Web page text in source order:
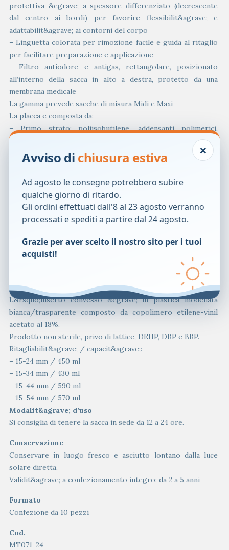
protettiva &egrave; a spessore differenziato (decrescente
dal centro ai bordi) per favorire flessibilit&agrave; e
adattabilit&agrave; ai contorni del corpo
– Linguetta colorata per rimozione facile e guida al ritaglio
per facilitare preparazione e applicazione
– Filtro antiodore e antigas, rettangolare, posizionato
all’interno della sacca in alto a destra, protetto da una
membrana medicale
La gamma prevede sacche di misura Midi e Maxi
La placca e composta da:
– Primo strato: poliisobutilene, addensanti polimerici,
stirene isoprene stirene, polietilene.
– Secondo strato: poliisobutilene, pectina, carbossimetil-
cellulosa, stirene isoprene stirene, polietilene.
– Pellicola di protezione trasparente e scrivibile in
poliestere
La sacca e composta da:
– Rivestimento in T.N.T. idrorepellente in PE
– Film plastico multistrato: EVA/PVDC/EVA-anti-rumore e
anti-odore.
Il filtro e cosi composto nelle sue parti:
– Carbone attivo + attivatori della funzione deodorante con
– Membrana medicale
L&rsquo;inserto convesso &egrave; in plastica modellata
bianca/trasparente composto da copolimero etilene-vinil
acetato al 18%.
Prodotto non sterile, privo di lattice, DEHP, DBP e BBP.
Ritagliabilit&agrave; / capacit&agrave;:
– 15-24 mm / 450 ml
– 15-34 mm / 430 ml
– 15-44 mm / 590 ml
– 15-54 mm / 570 ml
Modalit&agrave; d’uso
Si consiglia di tenere la sacca in sede da 12 a 24 ore.
Conservazione
Conservare in luogo fresco e asciutto lontano dalla luce
solare diretta.
Validit&agrave; a confezionamento integro: da 2 a 5 anni
Formato
Confezione da 10 pezzi
Cod.
MT071-24
×
Avviso di chiusura estiva
Ad agosto le consegne potrebbero subire
qualche giorno di ritardo.
Gli ordini effettuati dall'8 al 23 agosto verranno
processati e spediti a partire dal 24 agosto.
Grazie per aver scelto il nostro sito per i tuoi
acquisti!